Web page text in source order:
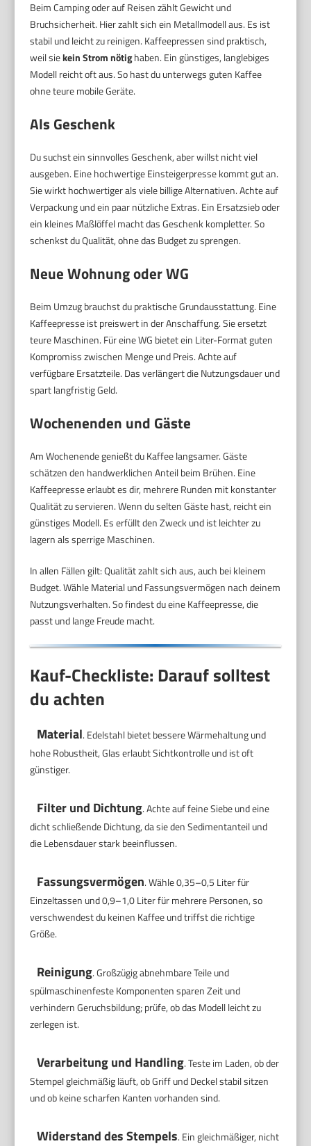
Beim Camping oder auf Reisen zählt Gewicht und
Bruchsicherheit. Hier zahlt sich ein Metallmodell aus. Es ist
stabil und leicht zu reinigen. Kaffeepressen sind praktisch,
weil siekein Strom nötighaben. Ein günstiges, langlebiges
Modell reicht oft aus. So hast du unterwegs guten Kaffee
ohne teure mobile Geräte.
Als Geschenk
Du suchst ein sinnvolles Geschenk, aber willst nicht viel
ausgeben. Eine hochwertige Einsteigerpresse kommt gut an.
Sie wirkt hochwertiger als viele billige Alternativen. Achte auf
Verpackung und ein paar nützliche Extras. Ein Ersatzsieb oder
ein kleines Maßlöffel macht das Geschenk kompletter. So
schenkst du Qualität, ohne das Budget zu sprengen.
Neue Wohnung oder WG
Beim Umzug brauchst du praktische Grundausstattung. Eine
Kaffeepresse ist preiswert in der Anschaffung. Sie ersetzt
teure Maschinen. Für eine WG bietet ein Liter-Format guten
Kompromiss zwischen Menge und Preis. Achte auf
verfügbare Ersatzteile. Das verlängert die Nutzungsdauer und
spart langfristig Geld.
Wochenenden und Gäste
Am Wochenende genießt du Kaffee langsamer. Gäste
schätzen den handwerklichen Anteil beim Brühen. Eine
Kaffeepresse erlaubt es dir, mehrere Runden mit konstanter
Qualität zu servieren. Wenn du selten Gäste hast, reicht ein
günstiges Modell. Es erfüllt den Zweck und ist leichter zu
lagern als sperrige Maschinen.
In allen Fällen gilt: Qualität zahlt sich aus, auch bei kleinem
Budget. Wähle Material und Fassungsvermögen nach deinem
Nutzungsverhalten. So findest du eine Kaffeepresse, die
passt und lange Freude macht.
Kauf-Checkliste: Darauf solltest
du achten
Material. Edelstahl bietet bessere Wärmehaltung und
hohe Robustheit, Glas erlaubt Sichtkontrolle und ist oft
günstiger.
Filter und Dichtung. Achte auf feine Siebe und eine
dicht schließende Dichtung, da sie den Sedimentanteil und
die Lebensdauer stark beeinflussen.
Fassungsvermögen. Wähle 0,35–0,5 Liter für
Einzeltassen und 0,9–1,0 Liter für mehrere Personen, so
verschwendest du keinen Kaffee und triffst die richtige
Größe.
Reinigung. Großzügig abnehmbare Teile und
spülmaschinenfeste Komponenten sparen Zeit und
verhindern Geruchsbildung; prüfe, ob das Modell leicht zu
zerlegen ist.
Verarbeitung und Handling. Teste im Laden, ob der
Stempel gleichmäßig läuft, ob Griff und Deckel stabil sitzen
und ob keine scharfen Kanten vorhanden sind.
Widerstand des Stempels. Ein gleichmäßiger, nicht